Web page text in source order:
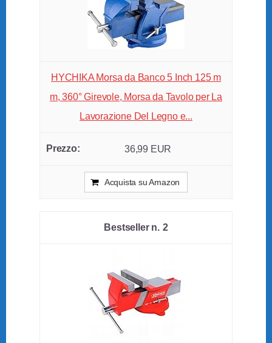
HYCHIKA Morsa da Banco 5 Inch 125 m
m, 360° Girevole, Morsa da Tavolo per La
Lavorazione Del Legno e...
36,99 EUR
Acquista su Amazon
2